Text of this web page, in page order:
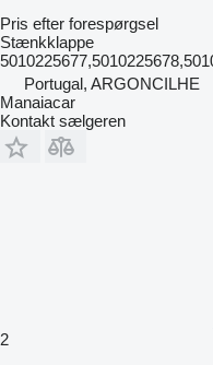
Pris efter forespørgsel
Stænkklappe
Portugal, ARGONCILHE
Manaiacar
Kontakt sælgeren
2